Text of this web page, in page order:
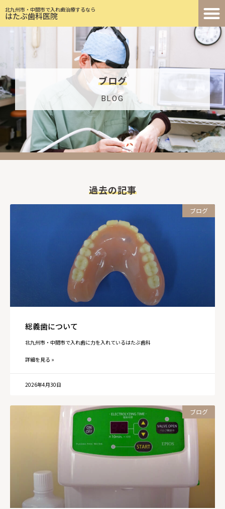
北九州市・中間市で入れ歯治療するなら
はたぶ歯科医院
ブログ
BLOG
過去の記事
ブログ
総義歯について
北九州市・中間市で入れ歯に力を入れているはたぶ歯科
詳細を見る »
2026年4月30日
ブログ